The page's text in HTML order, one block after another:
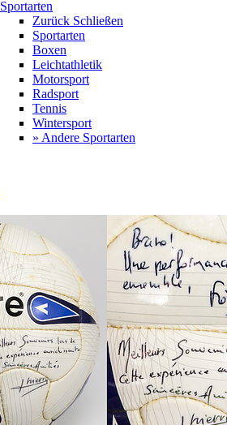
Sportarten
Zurück Schließen
Sportarten
Boxen
Leichtathletik
Motorsport
Radsport
Tennis
Wintersport
» Andere Sportarten